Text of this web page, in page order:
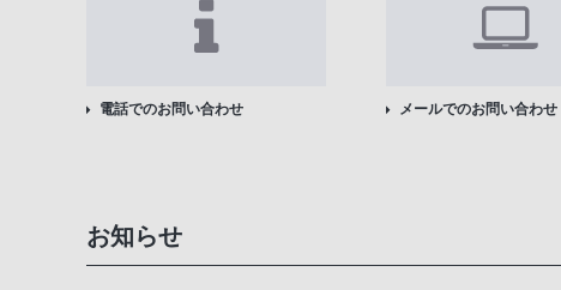
電話でのお問い合わせ メールでのお問い合わせ
お知らせ